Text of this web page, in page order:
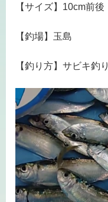
【サイズ】10cm前後
【釣場】玉島
【釣り方】サビキ釣り